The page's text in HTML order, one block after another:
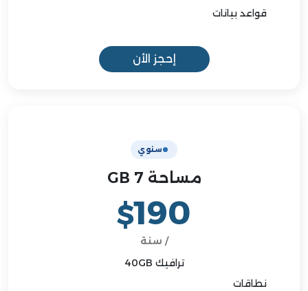
قواعد بيانات
إحجز الأن
سنوي
مساحة 7 GB
$190
/ سنة
ترافيك 40GB
نطاقات